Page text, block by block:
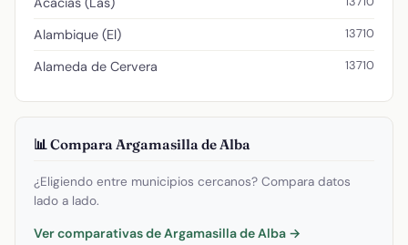
Alambique (El) 13710
Alameda de Cervera 13710
📊 Compara Argamasilla de Alba
¿Eligiendo entre municipios cercanos? Compara datos
lado a lado.
Ver comparativas de Argamasilla de Alba →